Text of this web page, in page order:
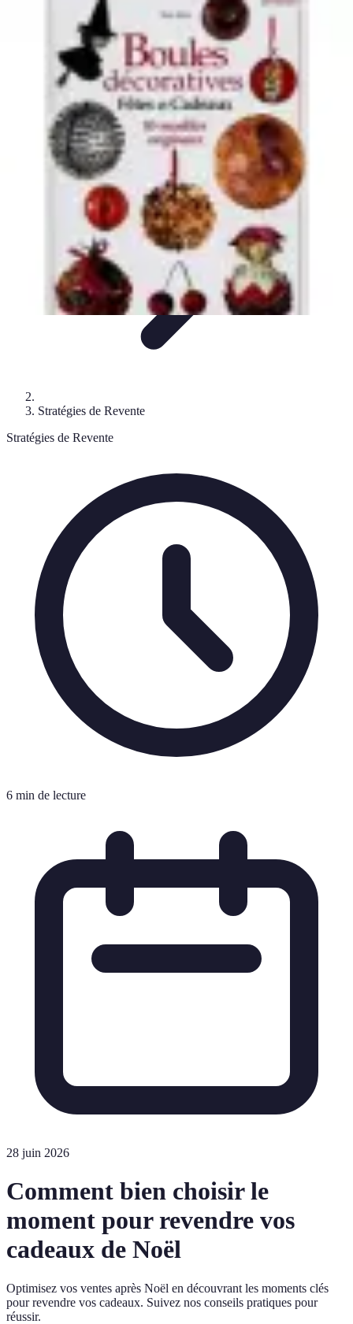
Revente Cadeaux Noël
Stratégies de ReventeConseils pratiquesAstuces de
Préparation à la revente Évaluation et Prix
Revente Cadeaux Noël
Stratégies de Revente
Stratégies de Revente
6 min de lecture
28 juin 2026
Comment bien choisir le
moment pour revendre vos
cadeaux de Noël
Optimisez vos ventes après Noël en découvrant les moments clés
pour revendre vos cadeaux. Suivez nos conseils pratiques pour
réussir.